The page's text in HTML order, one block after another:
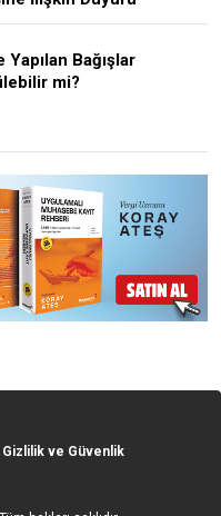
Bağışlar
mi?
Gizlilik ve Güvenlik